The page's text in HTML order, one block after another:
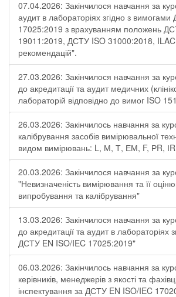
07.04.2026: Закінчилося навчання за
аудит в лабораторіях згідно з
17025:2019 з врахуванням положень
19011:2019, ДСТУ ISO 31000:2018,
рекомендацій".
27.03.2026: Закінчилося навчання за
до акредитації та аудит медичних
лабораторій відповідно до вимог ISO
26.03.2026: Закінчилось навчання за
калібрування засобів вимірювальної
видом вимірювань: L, М, Т, ЕМ, F, РR,
20.03.2026: Закінчилося навчання за
"Невизначеність вимірювання та її
випробування та калібрування"
13.03.2026: Закінчилося навчання за
до акредитації та аудит в лабораторіях
ДСТУ EN ISO/IEC 17025:2019"
06.03.2026: Закінчилось навчання за
керівників, менеджерів з якості та
інспектування за ДСТУ EN ISO/IEC